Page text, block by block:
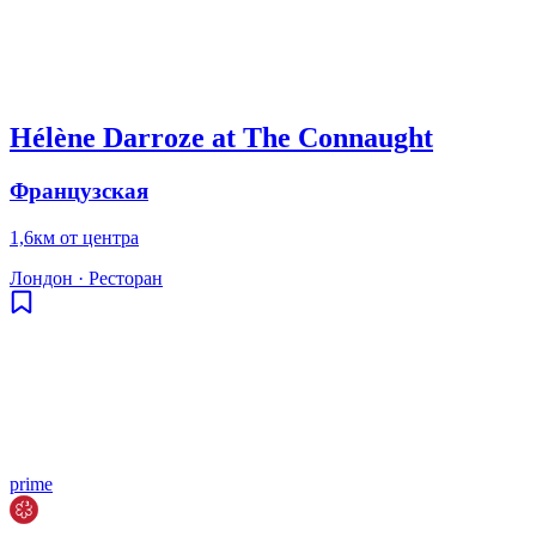
Hélène Darroze at The Connaught
Французская
1,6км от центра
Лондон · Ресторан
prime